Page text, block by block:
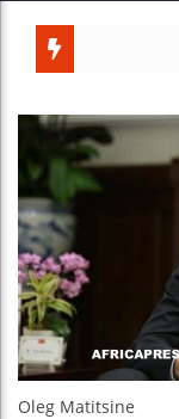
Oleg Matitsine